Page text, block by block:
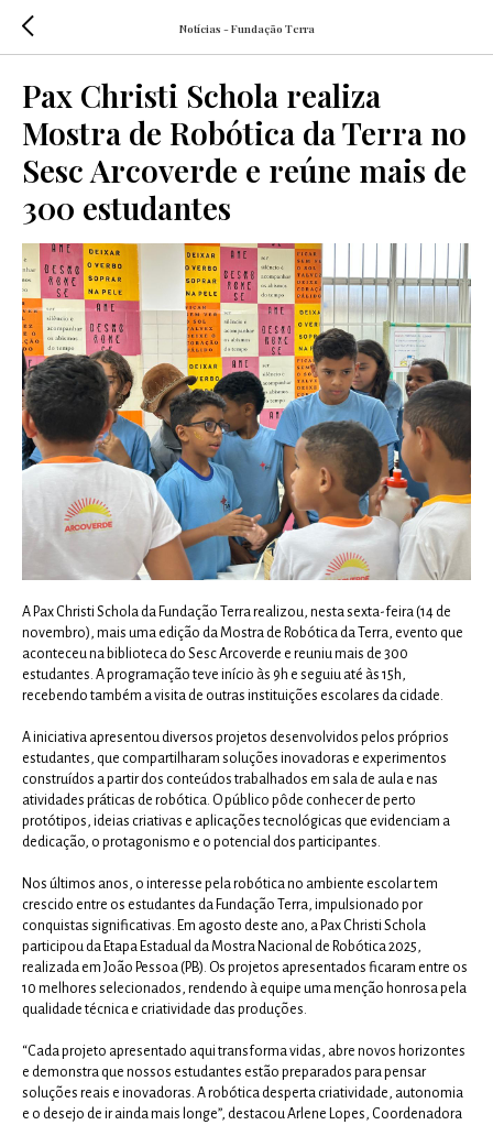
Notícias - Fundação Terra
Pax Christi Schola realiza
Mostra de Robótica da Terra no
Sesc Arcoverde e reúne mais de
300 estudantes
A Pax Christi Schola da Fundação Terra realizou, nesta sexta-feira (14 de
novembro), mais uma edição da Mostra de Robótica da Terra, evento que
aconteceu na biblioteca do Sesc Arcoverde e reuniu mais de 300
estudantes. A programação teve início às 9h e seguiu até às 15h,
recebendo também a visita de outras instituições escolares da cidade.
A iniciativa apresentou diversos projetos desenvolvidos pelos próprios
estudantes, que compartilharam soluções inovadoras e experimentos
construídos a partir dos conteúdos trabalhados em sala de aula e nas
atividades práticas de robótica. O público pôde conhecer de perto
protótipos, ideias criativas e aplicações tecnológicas que evidenciam a
dedicação, o protagonismo e o potencial dos participantes.
Nos últimos anos, o interesse pela robótica no ambiente escolar tem
crescido entre os estudantes da Fundação Terra, impulsionado por
conquistas significativas. Em agosto deste ano, a Pax Christi Schola
participou da Etapa Estadual da Mostra Nacional de Robótica 2025,
realizada em João Pessoa (PB). Os projetos apresentados ficaram entre os
10 melhores selecionados, rendendo à equipe uma menção honrosa pela
qualidade técnica e criatividade das produções.
“Cada projeto apresentado aqui transforma vidas, abre novos horizontes
e demonstra que nossos estudantes estão preparados para pensar
soluções reais e inovadoras. A robótica desperta criatividade, autonomia
e o desejo de ir ainda mais longe”, destacou Arlene Lopes, Coordenadora